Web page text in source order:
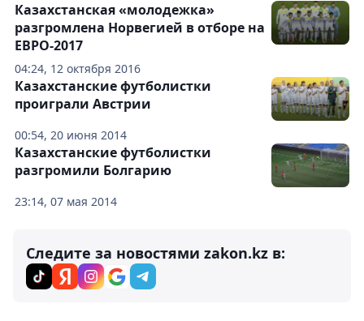
04:24, 12 октября 2016
Казахстанская «молодежка»
разгромлена Норвегией в отборе на
ЕВРО-2017
00:54, 20 июня 2014
Казахстанские футболистки
проиграли Австрии
23:14, 07 мая 2014
Казахстанские футболистки
разгромили Болгарию
Следите за новостями zakon.kz в: